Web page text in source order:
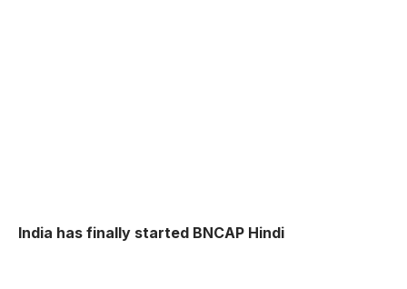
India has finally started BNCAP Hindi